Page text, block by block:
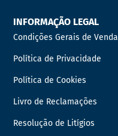
INFORMAÇÃO LEGAL
Condições Gerais de Venda
Política de Privacidade
Política de Cookies
Livro de Reclamações
Resolução de Litígios